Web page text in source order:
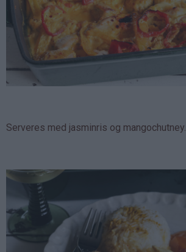
Serveres med jasminris og mangochutney.